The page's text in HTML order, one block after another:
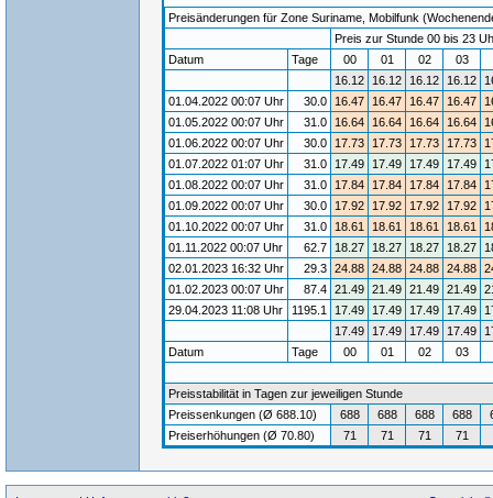
Preisänderungen für Zone Suriname, Mobilfunk
Preis zur Stunde 00 bis 23
Datum
Tage 00 01 02 03
16.12
16.12 16.12 16.12
01.04.2022 00:07 Uhr
30.0 16.47 16.47 16.47 16.47
01.05.2022 00:07 Uhr
31.0 16.64 16.64 16.64 16.64
01.06.2022 00:07 Uhr
30.0 17.73 17.73 17.73 17.73
01.07.2022 01:07 Uhr
31.0 17.49 17.49 17.49 17.49
01.08.2022 00:07 Uhr
31.0 17.84 17.84 17.84 17.84
01.09.2022 00:07 Uhr
30.0 17.92 17.92 17.92 17.92
01.10.2022 00:07 Uhr
31.0 18.61 18.61 18.61 18.61
01.11.2022 00:07 Uhr
62.7 18.27 18.27 18.27 18.27
02.01.2023 16:32 Uhr
29.3 24.88 24.88 24.88 24.88
01.02.2023 00:07 Uhr
87.4 21.49 21.49 21.49 21.49
29.04.2023 11:08 Uhr
1195.1 17.49 17.49 17.49 17.49
17.49
17.49 17.49 17.49
Datum
Tage 00 01 02 03
Preisstabilität in Tagen zur jeweiligen Stunde
Preissenkungen (Ø 688.10)
688 688 688 688
Preiserhöhungen (Ø 70.80)
71 71 71 71